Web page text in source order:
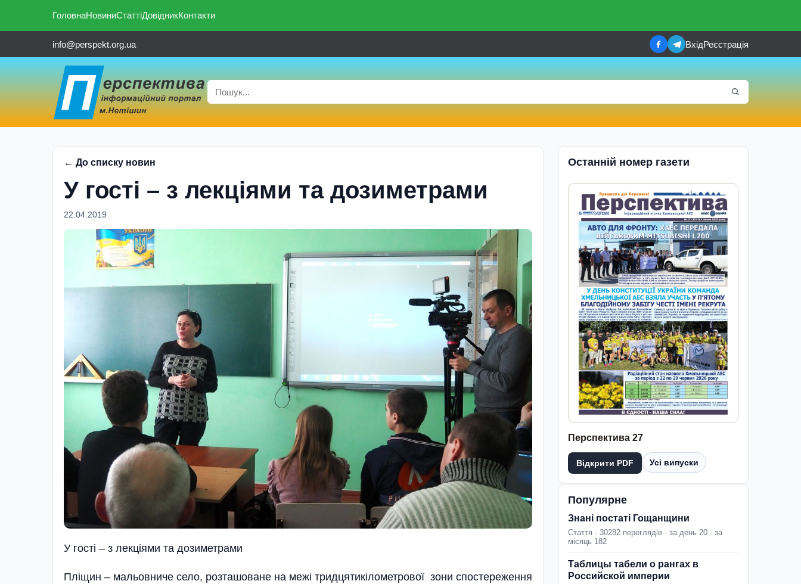
ГоловнаНовиниСтаттіДовідникКонтакти
info@perspekt.org.ua ВхідРеєстрація
← До списку новин
У гостi – з лекцiями та дозиметрами
22.04.2019
У гостi – з лекцiями та дозиметрами
Пліщин – мальовниче село, розташоване на межі тридцятикілометрової зони спостереження
Останній номер газети
Перспектива 27
Відкрити PDF Усі випуски
Популярне
Знані постаті Гощанщини
Стаття · 30282 переглядів · за день 20 · за
місяць 182
Таблицы табели о рангах в
Российской империи